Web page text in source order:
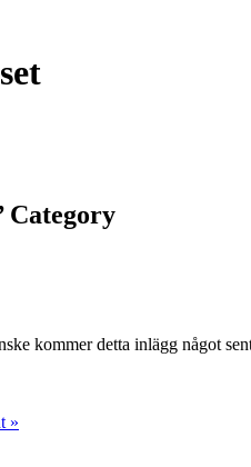
Category
kommer detta inlägg något
»